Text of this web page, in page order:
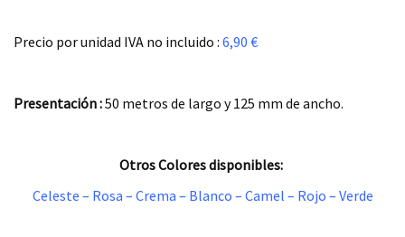
Precio por unidad IVA no incluido : 6,90 €
Presentación :50 metros de largo y 125 mm de ancho.
Otros Colores disponibles:
Celeste – Rosa – Crema – Blanco – Camel – Rojo – Verde